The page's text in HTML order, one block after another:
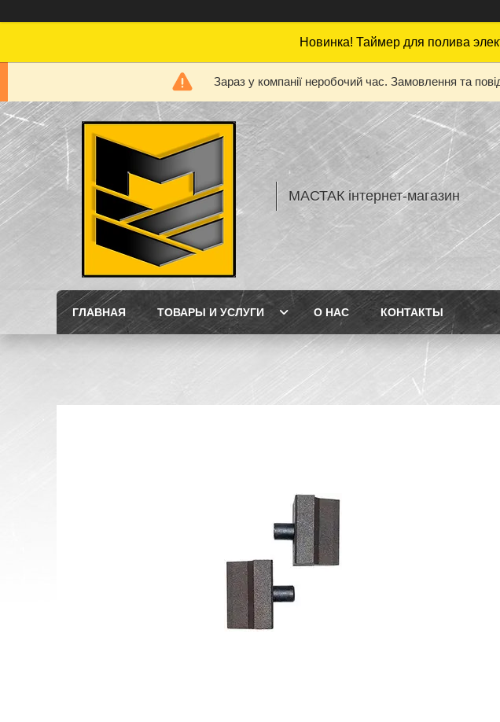
Новинка! Таймер для полива
Зараз у компанії неробочий час. Замовлення та
МАСТАК інтернет-магазин
ГЛАВНАЯ ТОВАРЫ И УСЛУГИ О НАС КОНТАКТЫ